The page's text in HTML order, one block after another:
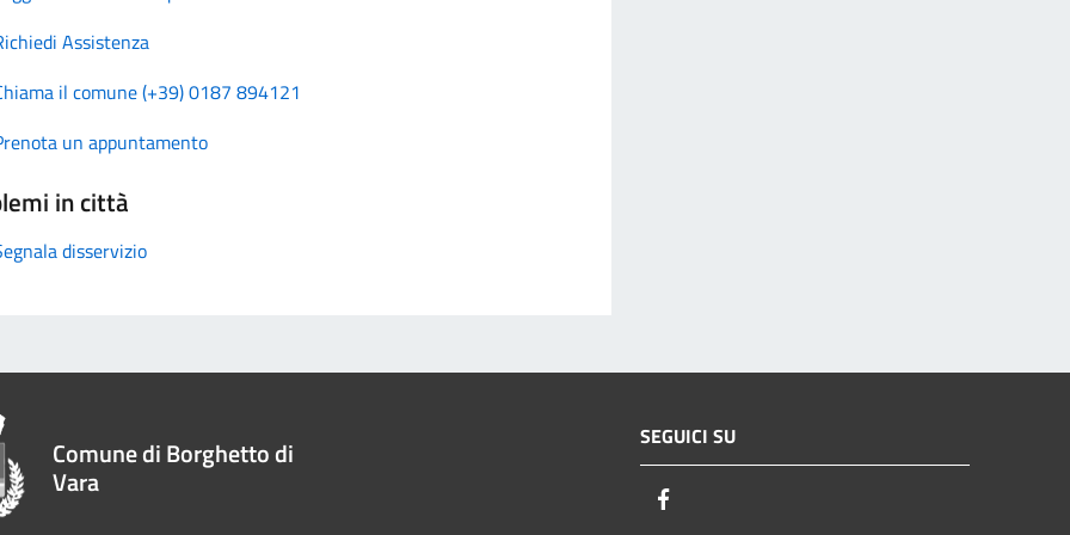
Assistenza
il comune (+39) 0187 894121
un appuntamento
in città
disservizio
Comune di Borghetto di
Vara
SEGUICI SU